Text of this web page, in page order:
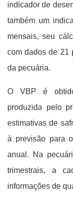
indicador de
também um
mensais, seu
com dados de 21
da pecuária.
O VBP é
produzida pelo
estimativas de
à previsão para
anual. Na
trimestrais, a
informações de